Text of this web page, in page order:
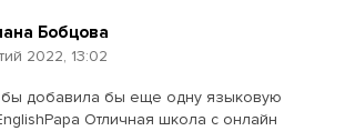
Бобцова
2022, 13:02
бы добавила бы еще одну языковую
Отличная школа c онлайн